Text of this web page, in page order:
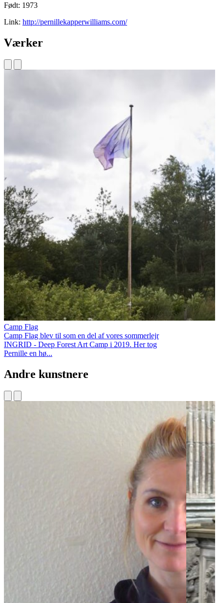
Født: 1973
Link: http://pernillekapperwilliams.com/
Værker
Camp Flag
Camp Flag blev til som en del af vores sommerlejr
INGRID - Deep Forest Art Camp i 2019. Her tog
Pernille en hø...
Andre kunstnere